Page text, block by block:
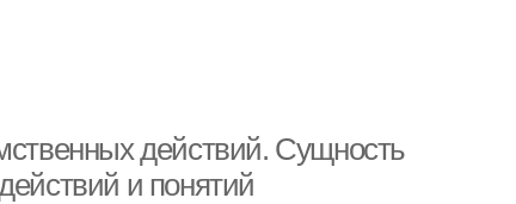
действий. Сущность
и понятий